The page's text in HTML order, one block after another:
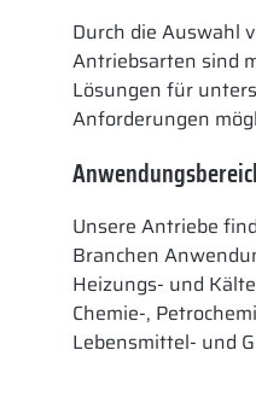
Durch die Auswahl
Antriebsarten sind
Lösungen für
Anforderungen
Unsere Antriebe
Branchen
Heizungs- und
Chemie-,
Lebensmittel- und